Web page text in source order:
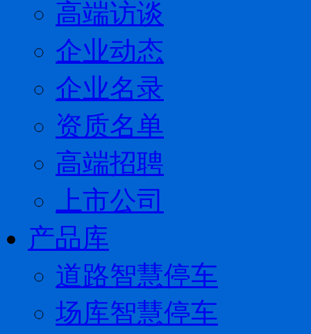
高端访谈
企业动态
企业名录
资质名单
高端招聘
上市公司
产品库
道路智慧停车
场库智慧停车